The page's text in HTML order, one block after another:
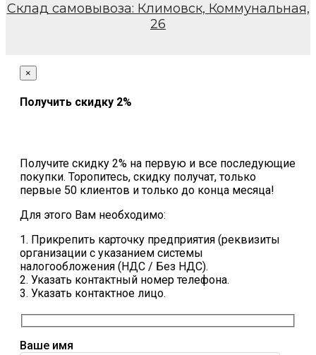
Склад самовывоза: Климовск, Коммунальная,
26
×
Получить скидку 2%
Получите скидку 2% на первую и все последующие
покупки. Торопитесь, скидку получат, только
первые 50 клиентов и только до конца месяца!
Для этого Вам необходимо:
1. Прикрепить карточку предприятия (реквизиты
организации с указанием системы
налогообложения (НДС / Без НДС).
2. Указать контактный номер телефона.
3. Указать контактное лицо.
Ваше имя